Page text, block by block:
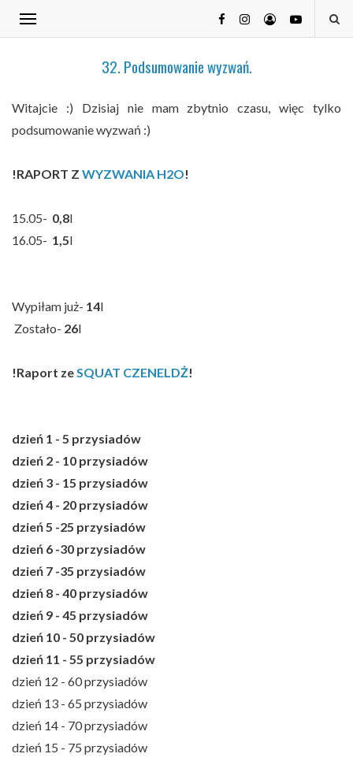
32. Podsumowanie wyzwań.
Witajcie :) Dzisiaj nie mam zbytnio czasu, więc tylko
podsumowanie wyzwań :)
!RAPORT Z WYZWANIA H2O!
15.05- 0,8l
16.05- 1,5l
Wypiłam już- 14l
Zostało- 26l
!Raport zeSQUAT CZENELDŻ!
dzień 1 - 5 przysiadów
dzień 2 - 10 przysiadów
dzień 3 - 15 przysiadów
dzień 4 - 20 przysiadów
dzień 5 -25 przysiadów
dzień 6 -30 przysiadów
dzień 7 -35 przysiadów
dzień 8 - 40 przysiadów
dzień 9 - 45 przysiadów
dzień 10 - 50 przysiadów
dzień 11 - 55 przysiadów
dzień 12 - 60 przysiadów
dzień 13 - 65 przysiadów
dzień 14 - 70 przysiadów
dzień 15 - 75 przysiadów